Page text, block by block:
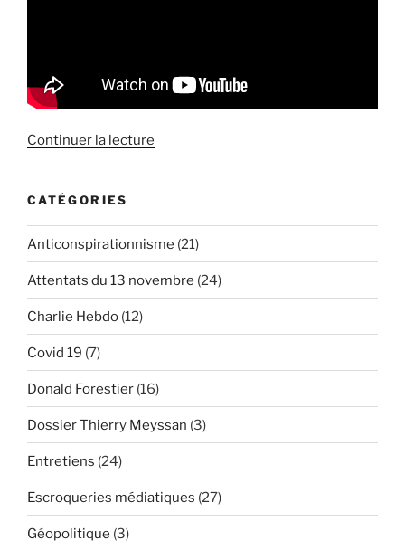
Continuer la lecture
le
terrorisme
CATÉGORIES
Anticonspirationnisme (21)
Attentats du 13 novembre (24)
Charlie Hebdo (12)
Covid 19 (7)
Donald Forestier (16)
Dossier Thierry Meyssan (3)
Entretiens (24)
Escroqueries médiatiques (27)
Géopolitique (3)